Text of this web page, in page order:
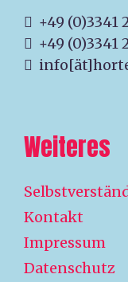
+49 (0)3341
+49 (0)3341
Weiteres
Kontakt
Impressum
Datenschutz